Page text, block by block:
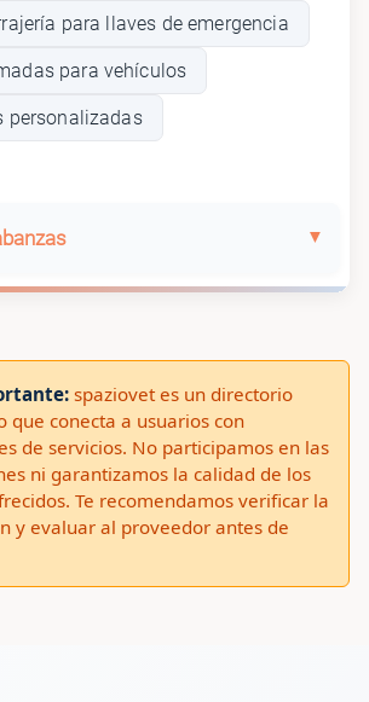
para llaves de emergencia
para vehículos
personalizadas
spaziovet es un directorio
que conecta a usuarios con
de servicios. No participamos en las
ni garantizamos la calidad de los
Te recomendamos verificar la
y evaluar al proveedor antes de